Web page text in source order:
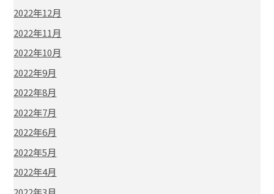
2022年12月
2022年11月
2022年10月
2022年9月
2022年8月
2022年7月
2022年6月
2022年5月
2022年4月